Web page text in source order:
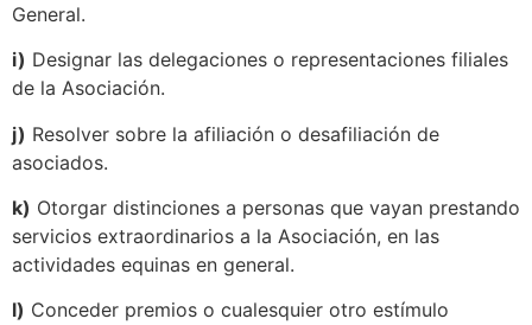
General.
i) Designar las delegaciones o representaciones filiales
de la Asociación.
j) Resolver sobre la afiliación o desafiliación de
asociados.
k) Otorgar distinciones a personas que vayan prestando
servicios extraordinarios a la Asociación, en las
actividades equinas en general.
l) Conceder premios o cualesquier otro estímulo